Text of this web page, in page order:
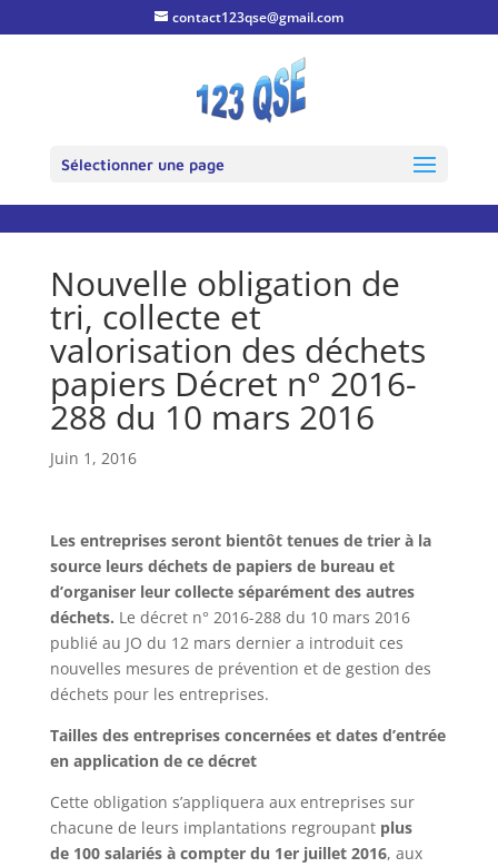
contact123qse@gmail.com
Sélectionner une page
Nouvelle obligation de
tri, collecte et
valorisation des déchets
papiers Décret n° 2016-
288 du 10 mars 2016
Juin 1, 2016
Les entreprises seront bientôt tenues de trier à la
source leurs déchets de papiers de bureau et
d’organiser leur collecte séparément des autres
déchets. Le décret n° 2016-288 du 10 mars 2016
publié au JO du 12 mars dernier a introduit ces
nouvelles mesures de prévention et de gestion des
déchets pour les entreprises.
Tailles des entreprises concernées et dates d’entrée
en application de ce décret
Cette obligation s’appliquera aux entreprises sur
chacune de leurs implantations regroupant plus
de 100 salariés à compter du 1er juillet 2016, aux